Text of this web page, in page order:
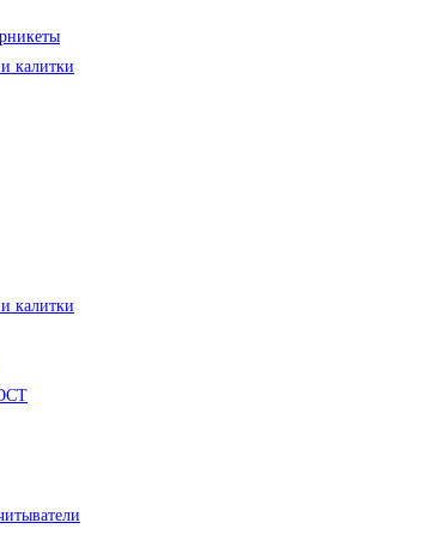
калитки
калитки